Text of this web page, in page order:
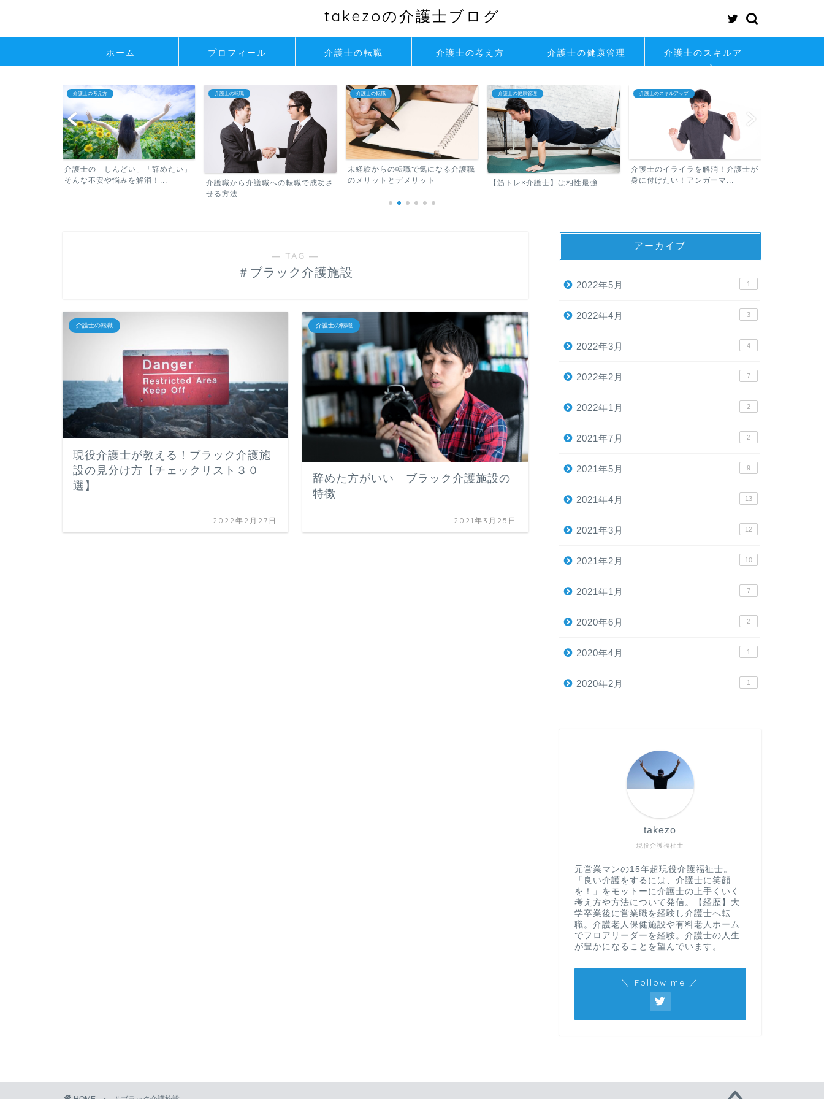
takezoの介護士ブログ
ホーム プロフィール 介護士の転職 介護士の考え方 介護士の健康管理
介護士のスキルア
ップ
介護士の考え方
介護士の「しんどい」「辞めたい」
そんな不安や悩みを解消！...
介護士の転職
介護職から介護職への転職で成功さ
せる方法
介護士の転職
未経験からの転職で気になる介護職
のメリットとデメリット
介護士の健康管理
【筋トレ×介護士】は相性最強
介護士のスキルアップ
介護士のイライラを解消！介護士が
身に付けたい！アンガーマ...
― TAG ―
＃ブラック介護施設
介護士の転職
現役介護士が教える！ブラック介護施
設の見分け方【チェックリスト３０
選】
2022年2月27日
介護士の転職
辞めた方がいい ブラック介護施設の
特徴
2021年3月25日
アーカイブ
2022年5月 1
2022年4月 3
2022年3月 4
2022年2月 7
2022年1月 2
2021年7月 2
2021年5月 9
2021年4月 13
2021年3月 12
2021年2月 10
2021年1月 7
2020年6月 2
2020年4月 1
2020年2月 1
現役介護福祉士
takezo
元営業マンの15年超現役介護福祉士。
「良い介護をするには、介護士に笑顔
を！」をモットーに介護士の上手くいく
考え方や方法について発信。【経歴】大
学卒業後に営業職を経験し介護士へ転
職。介護老人保健施設や有料老人ホーム
でフロアリーダーを経験。介護士の人生
が豊かになることを望んでいます。
＼ Follow me ／